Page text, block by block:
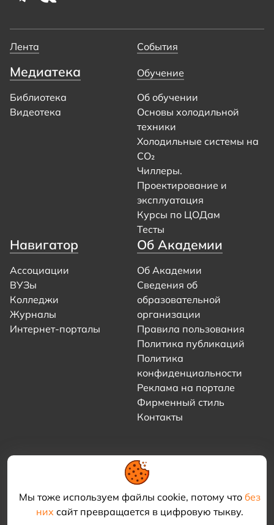
Мы тоже используем файлы cookie, потому что без
нихсайт превращается в цифровую тыкву.
Лента События
Медиатека
Библиотека
Видеотека
Обучение
Об обучении
Основы холодильной
техники
Холодильные системы на
CO₂
Чиллеры.
Проектирование и
эксплуатация
Курсы по ЦОДам
Тесты
Навигатор
Ассоциации
ВУЗы
Колледжи
Журналы
Интернет-порталы
Об Академии
Об Академии
Сведения об
образовательной
организации
Правила пользования
Политика публикаций
Политика
конфиденциальности
Реклама на портале
Фирменный стиль
Контакты